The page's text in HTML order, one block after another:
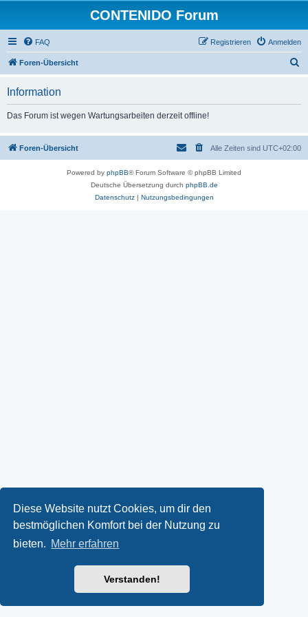
Diese Website nutzt Cookies, um dir den
bestmöglichen Komfort bei der Nutzung zu
bieten. Mehr erfahren
Verstanden!
CONTENIDO Forum
FAQ Anmelden
Registrieren
Foren-Übersicht
Information
Das Forum ist wegen Wartungsarbeiten derzeit offline!
Foren-Übersicht Alle Zeiten sind UTC+02:00
Powered by phpBB® Forum Software © phpBB Limited
Deutsche Übersetzung durch phpBB.de
Datenschutz| Nutzungsbedingungen